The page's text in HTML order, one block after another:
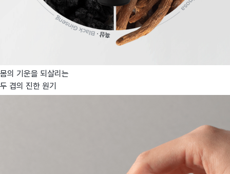
몸의 기운을 되살리는
두 겹의 진한 원기